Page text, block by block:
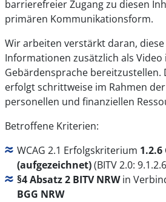
barrierefreier Zugang zu diesen
primären Kommunikationsform.
Wir arbeiten verstärkt daran,
Informationen zusätzlich als
Gebärdensprache bereitzustellen.
erfolgt schrittweise im Rahmen
personellen und finanziellen
Betroffene Kriterien:
WCAG 2.1 Erfolgskriterium
(aufgezeichnet)(BITV 2.0:
§4 Absatz 2 BITV NRWin
BGG NRW